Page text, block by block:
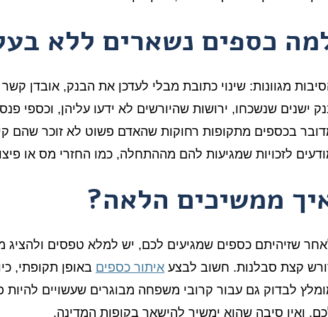
כספים נשארים ללא
מגוונות: שינוי כתובת מבלי לעדכן את הבנק, אובדן
ישנים שנשכחו, ירושות שהיורשים לא ידעו עליהן, וכספי
בכספים מתקופות רחוקות שהאדם פשוט לא זוכר שהם
לזכויות שמגיעות להם מההתחלה, כמו החזרי מס או
ממשיכים הלאה?
שזיהיתם כספים שמגיעים לכם, יש למלא טפסים ולהציג
קצת סבלנות. חשוב לבצע איתור כספים באופן תקופתי,
לבדוק גם עבור קרובי משפחה מבוגרים שעשויים
ואין סיבה שהוא ימשיך להישאר בקופות המדינה.